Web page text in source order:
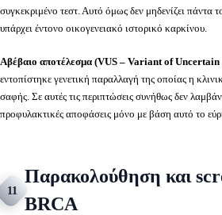
συγκεκριμένο τεστ. Αυτό όμως δεν μηδενίζει πάντα
υπάρχει έντονο οικογενειακό ιστορικό καρκίνου.
Αβέβαιο αποτέλεσμα (VUS – Variant of
εντοπίστηκε γενετική παραλλαγή της οποίας η
σαφής. Σε αυτές τις περιπτώσεις συνήθως δεν
προφυλακτικές αποφάσεις μόνο με βάση αυτό το
11
Παρακολούθηση και
BRCA